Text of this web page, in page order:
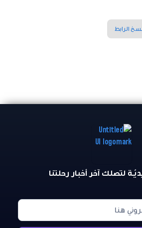
الرابط
لتصلك آخر أخبار رحلتنا